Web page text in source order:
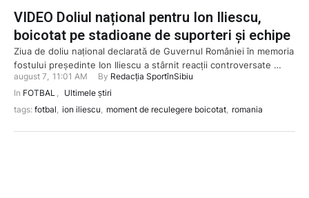
VIDEO Doliul național pentru Ion Iliescu,
boicotat pe stadioane de suporteri și echipe
Ziua de doliu național declarată de Guvernul României în memoria
fostului președinte Ion Iliescu a stârnit reacții controversate …
august 7, 11:01 AM By Redacția SportînSibiu
In FOTBAL , Ultimele știri
tags: fotbal, ion iliescu, moment de reculegere boicotat, romania